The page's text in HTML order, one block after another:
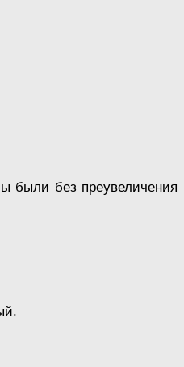
были без преувеличения